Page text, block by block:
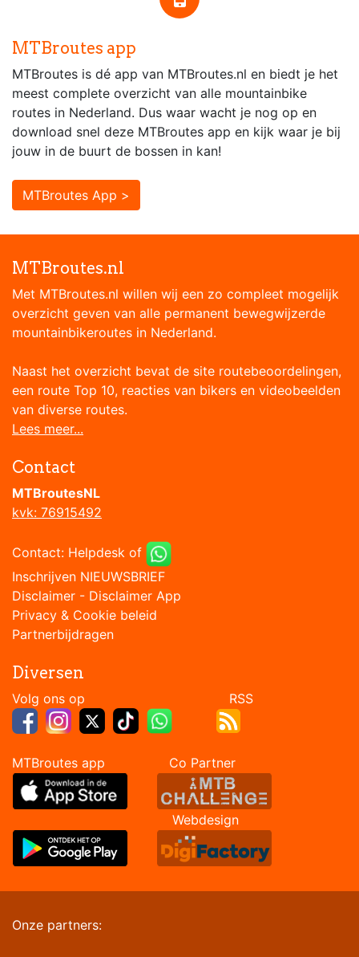
MTBroutes app
MTBroutes is dé app van MTBroutes.nl en biedt je het
meest complete overzicht van alle mountainbike
routes in Nederland. Dus waar wacht je nog op en
download snel deze MTBroutes app en kijk waar je bij
jouw in de buurt de bossen in kan!
MTBroutes App >
MTBroutes.nl
Met MTBroutes.nl willen wij een zo compleet mogelijk
overzicht geven van alle permanent bewegwijzerde
mountainbikeroutes in Nederland.
Naast het overzicht bevat de site routebeoordelingen,
een route Top 10, reacties van bikers en videobeelden
van diverse routes.
Lees meer...
Contact
MTBroutesNL
kvk: 76915492
Contact: Helpdesk of
Inschrijven NIEUWSBRIEF
Disclaimer - Disclaimer App
Privacy & Cookie beleid
Partnerbijdragen
Diversen
Volg ons op RSS
MTBroutes app Co Partner
Webdesign
Onze partners: